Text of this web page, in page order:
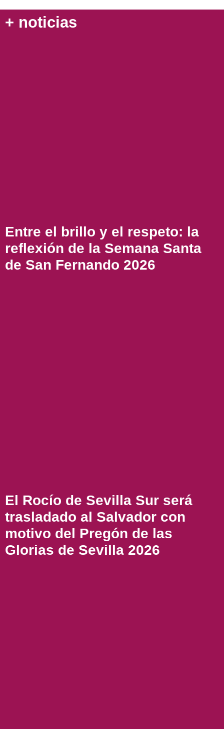
+ noticias
Entre el brillo y el respeto: la
reflexión de la Semana Santa
de San Fernando 2026
El Rocío de Sevilla Sur será
trasladado al Salvador con
motivo del Pregón de las
Glorias de Sevilla 2026